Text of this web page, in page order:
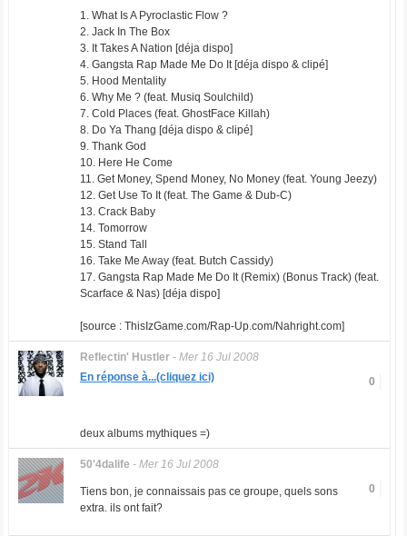
1. What Is A Pyroclastic Flow ?
2. Jack In The Box
3. It Takes A Nation [déja dispo]
4. Gangsta Rap Made Me Do It [déja dispo & clipé]
5. Hood Mentality
6. Why Me ? (feat. Musiq Soulchild)
7. Cold Places (feat. GhostFace Killah)
8. Do Ya Thang [déja dispo & clipé]
9. Thank God
10. Here He Come
11. Get Money, Spend Money, No Money (feat. Young Jeezy)
12. Get Use To It (feat. The Game & Dub-C)
13. Crack Baby
14. Tomorrow
15. Stand Tall
16. Take Me Away (feat. Butch Cassidy)
17. Gangsta Rap Made Me Do It (Remix) (Bonus Track) (feat.
Scarface & Nas) [déja dispo]
[source : ThisIzGame.com/Rap-Up.com/Nahright.com]
Reflectin' Hustler- Mer 16 Jul 2008
0
En réponse à...(cliquez ici)
deux albums mythiques =)
50'4dalife - Mer 16 Jul 2008
0
Tiens bon, je connaissais pas ce groupe, quels sons
extra. ils ont fait?